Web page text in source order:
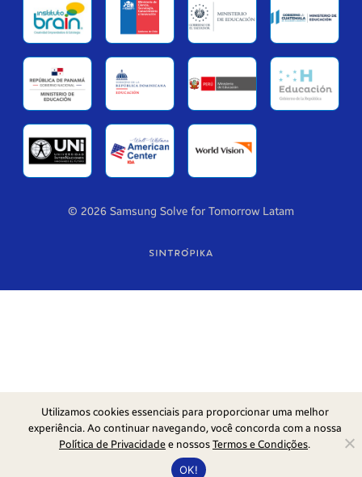
© 2026 Samsung Solve for Tomorrow Latam
Utilizamos cookies essenciais para proporcionar uma melhor
experiência. Ao continuar navegando, você concorda com a nossa
Política de Privacidadee nossosTermos e Condições.
OK!